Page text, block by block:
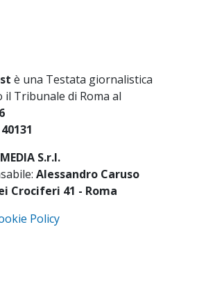
è una Testata giornalistica
Tribunale di Roma al
40131
S.r.l.
Alessandro Caruso
Crociferi 41 - Roma
Policy